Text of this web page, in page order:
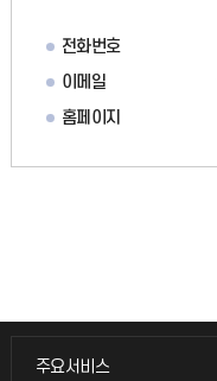
전화번호
이메일
홈페이지
주요서비스
주요서비스